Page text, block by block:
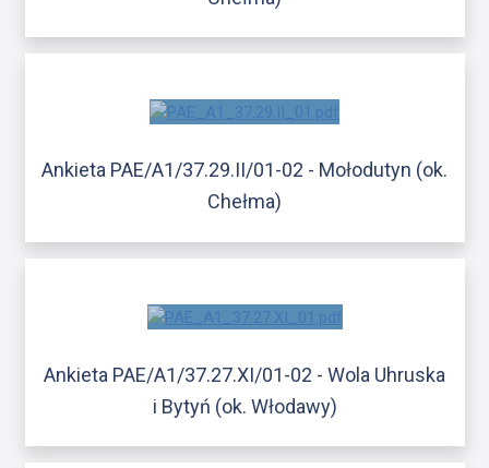
Ankieta PAE/A1/37.29.II/01-02 - Mołodutyn (ok.
Chełma)
Ankieta PAE/A1/37.27.XI/01-02 - Wola Uhruska
i Bytyń (ok. Włodawy)